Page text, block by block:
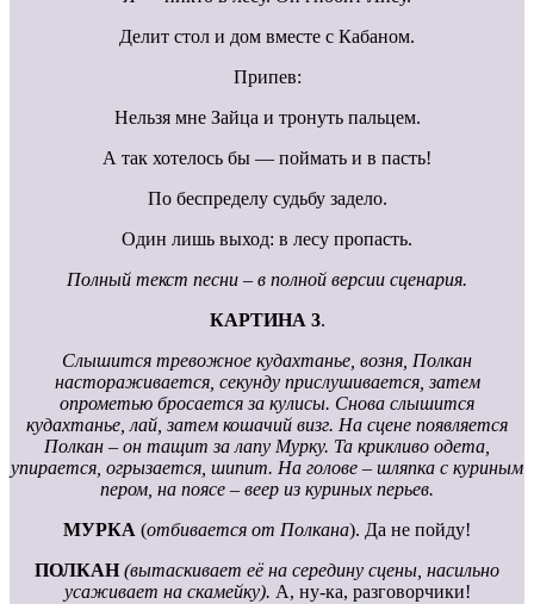
Делит стол и дом вместе с Кабаном.
Припев:
Нельзя мне Зайца и тронуть пальцем.
А так хотелось бы — поймать и в пасть!
По беспределу судьбу задело.
Один лишь выход: в лесу пропасть.
Полный текст песни – в полной версии сценария.
КАРТИНА 3.
Слышится тревожное кудахтанье, возня, Полкан
настораживается, секунду прислушивается, затем
опрометью бросается за кулисы. Снова слышится
кудахтанье, лай, затем кошачий визг. На сцене появляется
Полкан – он тащит за лапу Мурку. Та крикливо одета,
упирается, огрызается, шипит. На голове – шляпка с куриным
пером, на поясе – веер из куриных перьев.
МУРКА (отбивается от Полкана). Да не пойду!
ПОЛКАН(вытаскивает её на середину сцены, насильно
усаживает на скамейку). А, ну-ка, разговорчики!